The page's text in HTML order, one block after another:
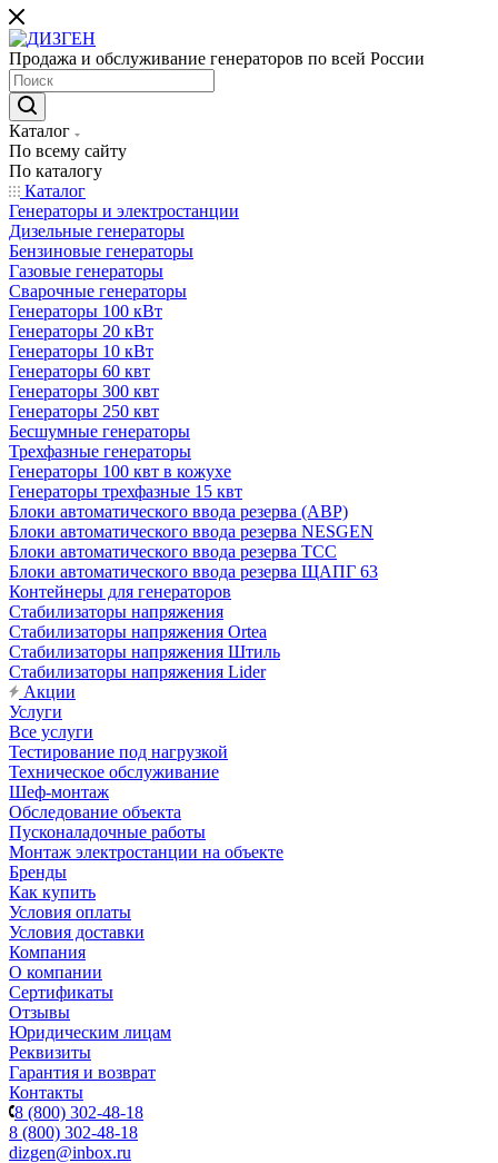
Продажа и обслуживание генераторов по всей России
Каталог
По всему сайту
По каталогу
Каталог
Генераторы и электростанции
Дизельные генераторы
Бензиновые генераторы
Газовые генераторы
Сварочные генераторы
Генераторы 100 кВт
Генераторы 20 кВт
Генераторы 10 кВт
Генераторы 60 квт
Генераторы 300 квт
Генераторы 250 квт
Бесшумные генераторы
Трехфазные генераторы
Генераторы 100 квт в кожухе
Генераторы трехфазные 15 квт
Блоки автоматического ввода резерва (АВР)
Блоки автоматического ввода резерва NESGEN
Блоки автоматического ввода резерва ТСС
Блоки автоматического ввода резерва ЩАПГ 63
Контейнеры для генераторов
Стабилизаторы напряжения
Стабилизаторы напряжения Ortea
Стабилизаторы напряжения Штиль
Стабилизаторы напряжения Lider
Акции
Услуги
Все услуги
Тестирование под нагрузкой
Техническое обслуживание
Шеф-монтаж
Обследование объекта
Пусконаладочные работы
Монтаж электростанции на объекте
Бренды
Как купить
Условия оплаты
Условия доставки
Компания
О компании
Сертификаты
Отзывы
Юридическим лицам
Реквизиты
Гарантия и возврат
Контакты
8 (800) 302-48-18
8 (800) 302-48-18
dizgen@inbox.ru